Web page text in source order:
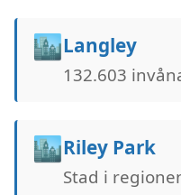
🏙️Langley
132.603
🏙️Riley Park
Stad i